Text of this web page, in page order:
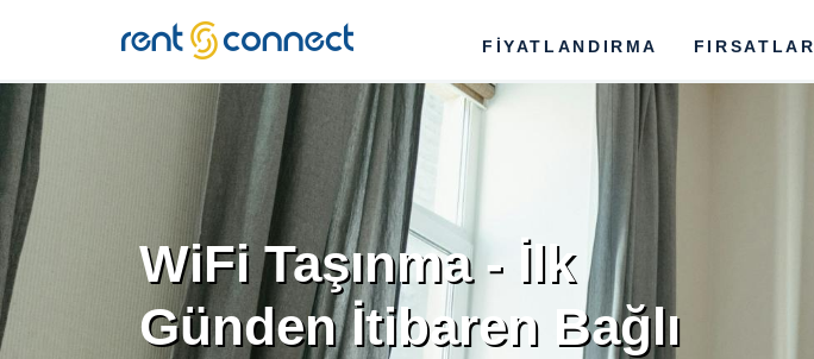
RENT'N
CONNECT
FİYATLANDIRMA FIRSATLAR
WiFi Taşınma - İlk
Günden İtibaren Bağlı